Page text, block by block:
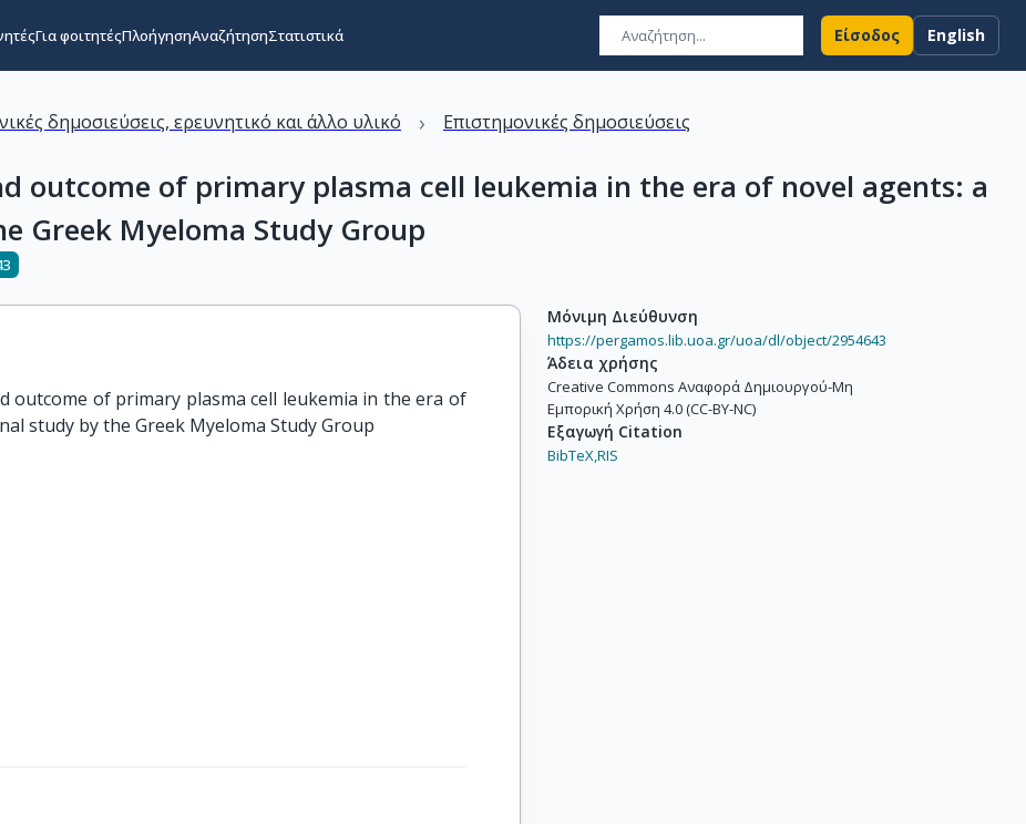
Για φοιτητέςΠλοήγησηΑναζήτησηΣτατιστικά Είσοδος English
δημοσιεύσεις, ερευνητικό και άλλο υλικό › Επιστημονικές δημοσιεύσεις
outcome of primary plasma cell leukemia in the era of novel agents: a
Greek Myeloma Study Group
outcome of primary plasma cell leukemia in the era of
study by the Greek Myeloma Study Group
Μόνιμη Διεύθυνση
https://pergamos.lib.uoa.gr/uoa/dl/object/2954643
Άδεια χρήσης
Creative Commons Αναφορά Δημιουργού-Μη
Εμπορική Χρήση 4.0 (CC-BY-NC)
Εξαγωγή Citation
BibTeX,RIS